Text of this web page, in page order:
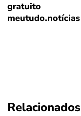
gratuito
meutudo.notícias
Relacionados